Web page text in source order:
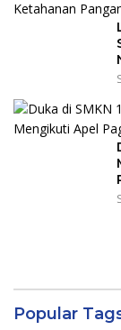
Popular